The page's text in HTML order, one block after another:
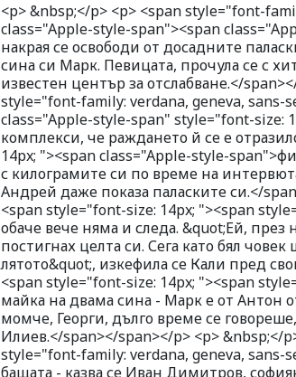
<p> &nbsp;</p> <p> <span style="font-
class="Apple-style-span"><span
накрая се освободи от досадните
сина си Марк. Певицата, прочула се с
известен център за отслабване.</
style="font-family: verdana, geneva,
class="Apple-style-span" style="font-size:
комплекси, че раждането й се е
14px; "><span class="Apple-style-
с килограмите си по време на
Андрей даже показа паласките си.</
<span style="font-size: 14px; "><span
обаче вече няма и следа. &quot;Ей,
постигнах целта си. Сега като бял
лятото&quot;, изкефила се Кали пред
<span style="font-size: 14px; "><span
майка на двама сина - Марк е от Антон
момче, Георги, дълго време се
Илиев.</span></span></p> <p> &nbsp;</
style="font-family: verdana, geneva,
бащата - казва се Иван Димитров,